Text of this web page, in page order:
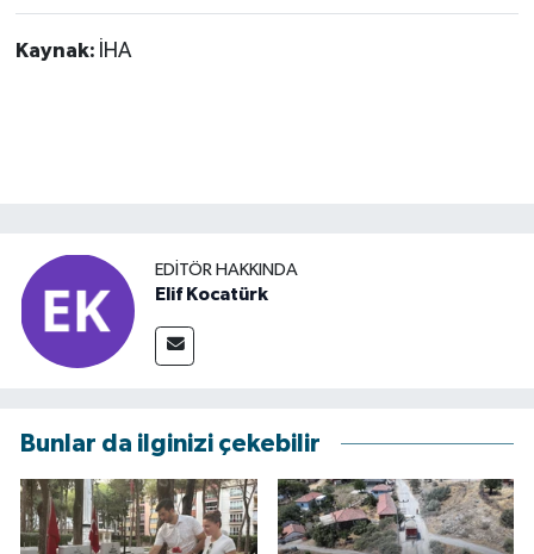
Kaynak: İHA
EDITÖR HAKKINDA
Elif Kocatürk
Bunlar da ilginizi çekebilir